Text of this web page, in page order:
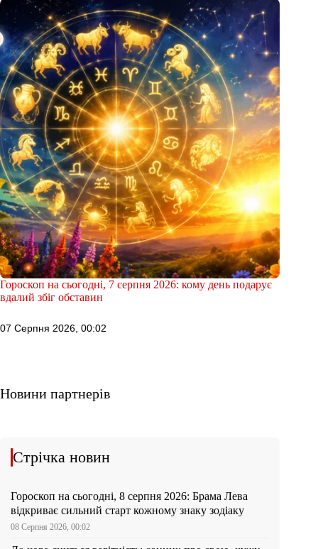
Гороскоп на сьогодні, 7 серпня 2026: кому день подарує
вдалий збіг обставин
07 Серпня 2026, 00:02
Новини партнерів
Стрічка новин
Гороскоп на сьогодні, 8 серпня 2026: Брама Лева
відкриває сильний старт кожному знаку зодіаку
08 Серпня 2026, 00:02